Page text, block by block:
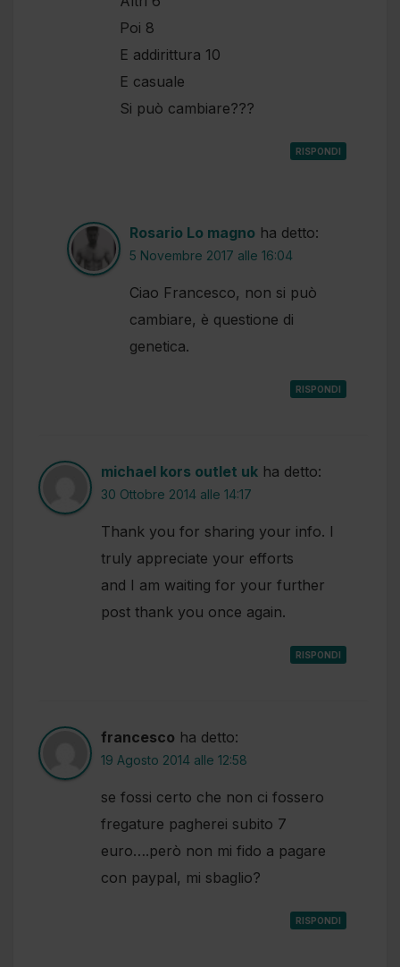
Poi 8
E addirittura 10
E casuale
Si può cambiare???
RISPONDI
Rosario Lo magno ha detto:
5 Novembre 2017 alle 16:04
Ciao Francesco, non si può
cambiare, è questione di
genetica.
RISPONDI
michael kors outlet uk ha detto:
30 Ottobre 2014 alle 14:17
Thank you for sharing your info. I
truly appreciate your efforts
and I am waiting for your further
post thank you once again.
RISPONDI
francesco ha detto:
19 Agosto 2014 alle 12:58
se fossi certo che non ci fossero
fregature pagherei subito 7
euro….però non mi fido a pagare
con paypal, mi sbaglio?
RISPONDI